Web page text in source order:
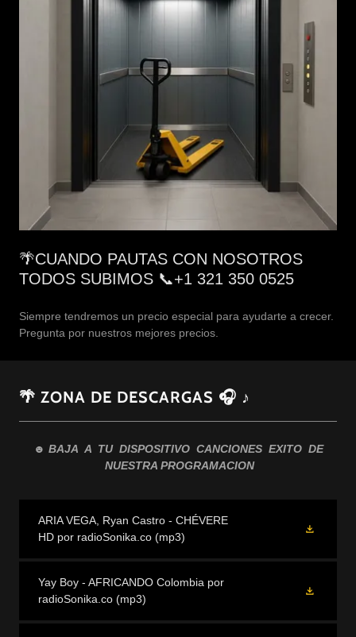
🌴CUANDO PAUTAS CON NOSOTROS
TODOS SUBIMOS 📞+1 321 350 0525
Siempre tendremos un precio especial para ayudarte a crecer.
Pregunta por nuestros mejores precios.
🌴 ZONA DE DESCARGAS 🎧 ♪
☻ BAJA A TU DISPOSITIVO CANCIONES EXITO DE
NUESTRA PROGRAMACION
ARIA VEGA, Ryan Castro - CHÉVERE
HD por radioSonika.co (mp3)
Yay Boy - AFRICANDO Colombia por
radioSonika.co (mp3)